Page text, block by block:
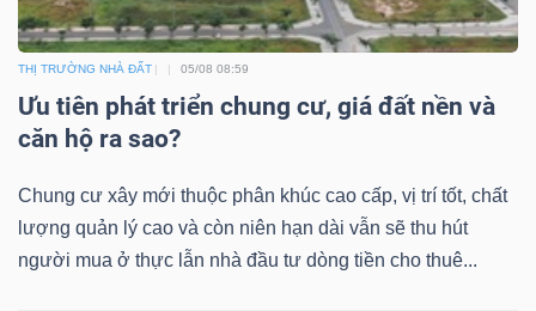
THỊ TRƯỜNG NHÀ ĐẤT 05/08 08:59
Ưu tiên phát triển chung cư, giá đất nền và
căn hộ ra sao?
Chung cư xây mới thuộc phân khúc cao cấp, vị trí tốt, chất
lượng quản lý cao và còn niên hạn dài vẫn sẽ thu hút
người mua ở thực lẫn nhà đầu tư dòng tiền cho thuê...
Công
cụ
đầu
tư
Truyền